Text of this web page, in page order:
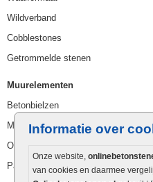
Informatie over
Onze website,
van cookies en daarmee
Wildverband
Cobblestones
Getrommelde stenen
Muurelementen
Betonbielzen
Muurstenen
Opsluitbanden
Palissaden